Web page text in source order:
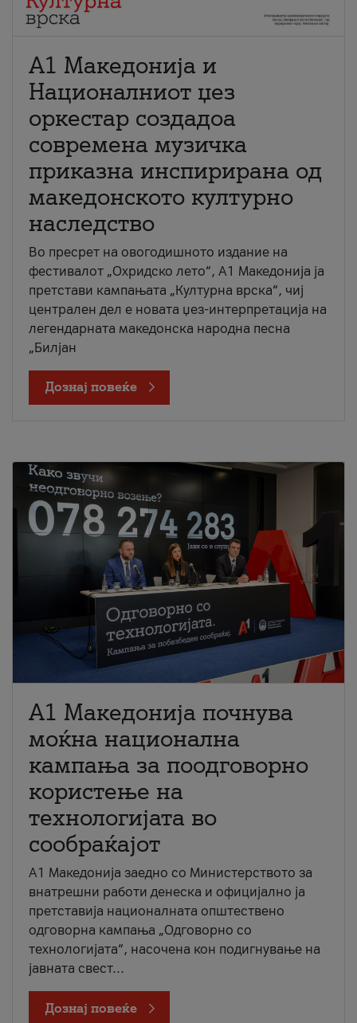
А1 Македонија и
Националниот џез
оркестар создадоа
современа музичка
приказна инспирирана од
македонското културно
наследство
Во пресрет на овогодишното издание на
фестивалот „Охридско лето“, А1 Македонија ја
претстави кампањата „Културна врска“, чиј
централен дел е новата џез-интерпретација на
легендарната македонска народна песна
„Билјан
Дознај повеќе
A1 Македонија почнува
моќна национална
кампања за поодговорно
користење на
технологијата во
сообраќајот
A1 Македонија заедно со Министерството за
внатрешни работи денеска и официјално ја
претставија националната општествено
одговорна кампања „Одговорно со
технологијата“, насочена кон подигнување на
јавната свест...
Дознај повеќе